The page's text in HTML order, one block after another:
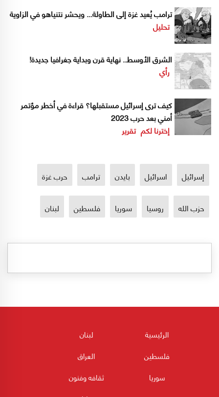
ترامب يُعيد غزة إلى الطاولة... ويحشر نتنياهو في الزاوية
تحليل
الشرق الأوسط.. نهاية قرن وبداية جغرافيا جديدة!
رأي
كيف ترى إسرائيل مستقبلها؟ قراءة في أخطر مؤتمر
أمني بعد حرب 2023
إخترنا لكم تقرير
إسرائيل اسرائيل بايدن ترامب حرب غزة
حزب الله روسيا سوريا فلسطين لبنان
الرئيسية
لبنان
فلسطين
العراق
سوريا
ثقافه وفنون